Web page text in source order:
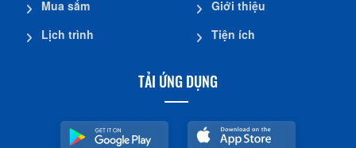
Mua sắm
Lịch trình
Giới thiệu
Tiện ích
TẢI ỨNG DỤNG